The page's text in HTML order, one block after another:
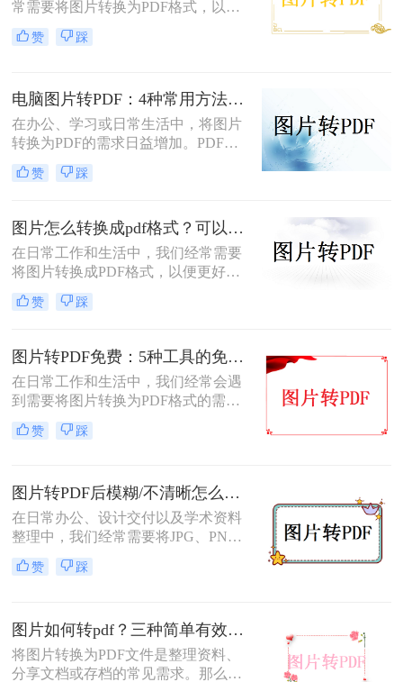
常需要将图片转换为PDF格式，以便
于分享、打印或存档。PDF文件因其
跨平台兼容性、保持格式不变以及安
片转换为PDF，无需花费任何费用即
可轻松完成转换。那么图片怎么免费
转PDF呢？本文将为您详细介绍几种
赞 踩
电脑图片转PDF：4种常用方法按Windows和Mac系统分别推荐！
在办公、学习或日常生活中，将图片
转换为PDF的需求日益增加。PDF格
式因其跨平台兼容性、可编辑性和安
全性，成为文档分享和存储的首选。
作系统自带工具、专业软件及在线服
务，帮助您高效完成图片到PDF的转
换。
赞 踩
图片怎么转换成pdf格式？可以试试这4个转换方法！
在日常工作和生活中，我们经常需要
将图片转换成PDF格式，以便更好地
分享、保存或打印。那么图片怎么转
换成pdf格式呢？本文将介绍四种将图
赞 踩
图片转PDF免费：5种工具的免费额度、水印和文件限制对比！
在日常工作和生活中，我们经常会遇
到需要将图片转换为PDF格式的需
求。无论是为了方便存档、分享或打
印，将图片转换为PDF格式是一项很
简便方法来帮助您免费将图片转换为
PDF格式。
赞 踩
图片转PDF后模糊/不清晰怎么办？三种有效方法帮你解决！
在日常办公、设计交付以及学术资料
整理中，我们经常需要将JPG、PNG
等格式的图片合并转换为PDF文档。
然而，许多用户都遇到过这样一个令
变得模糊、边缘出现锯齿，甚至无法
进行高质量的打印。面对图片转PDF
后模糊/不清晰怎么办这一难题，很多
赞 踩
图片如何转pdf？三种简单有效的方法分享！
将图片转换为PDF文件是整理资料、
分享文档或存档的常见需求。那么图